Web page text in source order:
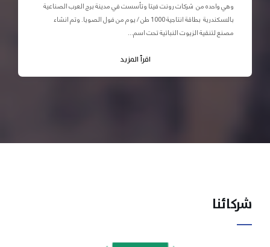
وهي واحده من شركات رونت فيتا وتأسست في مدينة برج العرب الصناعية
بالاسكندرية بطاقة انتاجية 1000 طن / يوم من فول الصويا. وتم انشاء
مصنع لتنقية الزيوت النباتية تحت اسم...
اقرأ المزيد
شركائنا